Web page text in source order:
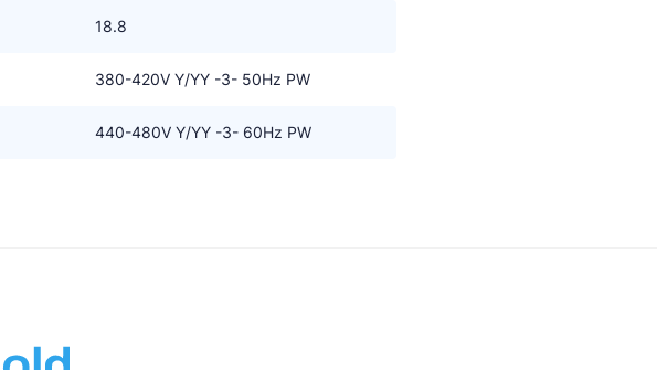
18.8
380-420V Y/YY -3- 50Hz PW
440-480V Y/YY -3- 60Hz PW